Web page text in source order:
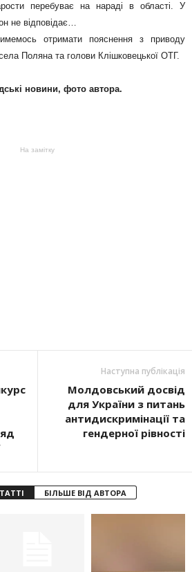
перебуває на нараді в області. У
не відповідає…
отримати пояснення з приводу
Поляна та голови Клішковецької ОТГ.
новини, фото автора.
На замітку
Наступна публікація
Молдовський досвід
для України з питань
антидискримінації та
гендерної рівності
БІЛЬШЕ ВІД АВТОРА